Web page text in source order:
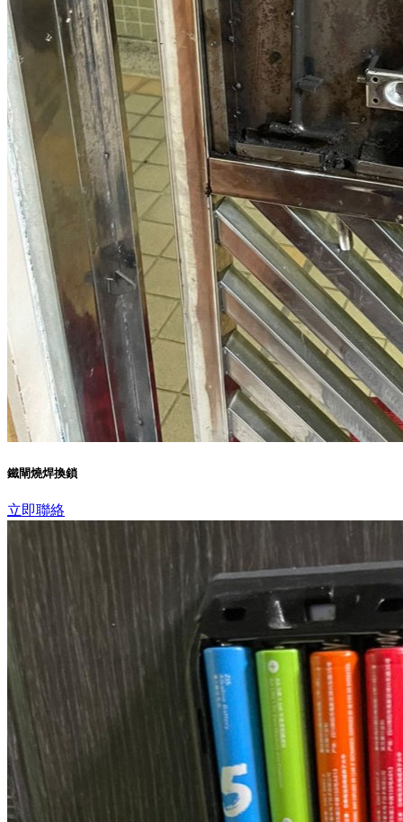
鐵閘燒焊換鎖
立即聯絡